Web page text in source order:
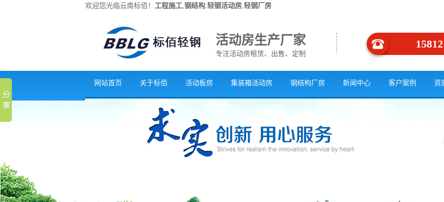
欢迎您光临云南标佰！ 工程施工,钢结构,轻钢活动房,轻钢厂房
活动房生产厂家
专注活动房租赁、出售、定制
网站首页 关于标佰 活动板房 集装箱活动房 钢结构厂房 新闻中心 客户案例 资